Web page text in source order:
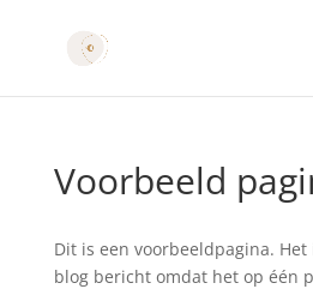
Voorbeeld
Dit is een voorbeeldpagina.
blog bericht omdat het op één